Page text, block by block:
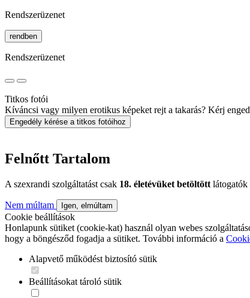
Rendszerüzenet
rendben
Rendszerüzenet
Titkos fotói
Kíváncsi vagy milyen erotikus képeket rejt a takarás? Kérj
Engedély kérése a titkos fotóihoz
Felnőtt Tartalom
A szexrandi szolgáltatást csak 18. életévüket betöltött látogatók
Nem múltam Igen, elmúltam
Cookie beállítások
Honlapunk sütiket (cookie-kat) használ olyan webes
hogy a böngésződ fogadja a sütiket. További információ a
Alapvető működést biztosító sütik
Beállításokat tároló sütik